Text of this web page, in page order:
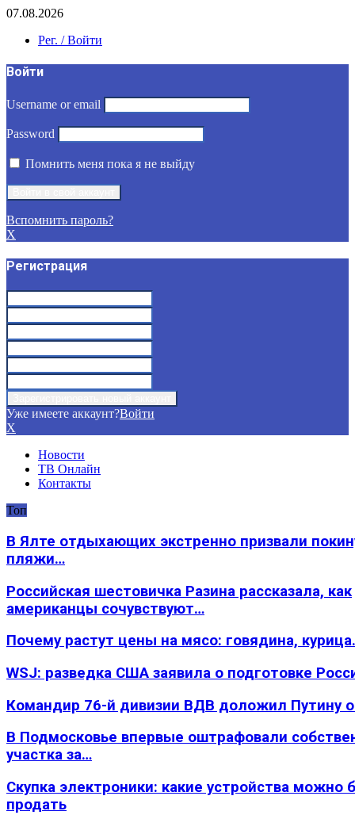
07.08.2026
Рег. / Войти
Войти
Username or email
Password
Помнить меня пока я не выйду
Вспомнить пароль?
X
Регистрация
Уже имеете аккаунт?Войти
X
Новости
ТВ Онлайн
Контакты
Топ
В Ялте отдыхающих экстренно призвали
пляжи…
Российская шестовичка Разина рассказала, как
американцы сочувствуют…
Почему растут цены на мясо: говядина,
WSJ: разведка США заявила о подготовке
Командир 76-й дивизии ВДВ доложил Путину
В Подмосковье впервые оштрафовали
участка за…
Скупка электроники: какие устройства можно
продать